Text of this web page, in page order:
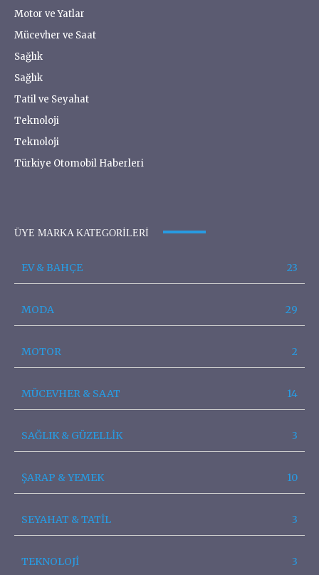
Motor ve Yatlar
Mücevher ve Saat
Sağlık
Sağlık
Tatil ve Seyahat
Teknoloji
Teknoloji
Türkiye Otomobil Haberleri
ÜYE MARKA KATEGORILERI
EV & BAHÇE 23
MODA 29
MOTOR 2
MÜCEVHER & SAAT 14
SAĞLIK & GÜZELLİK 3
ŞARAP & YEMEK 10
SEYAHAT & TATİL 3
TEKNOLOJİ 3